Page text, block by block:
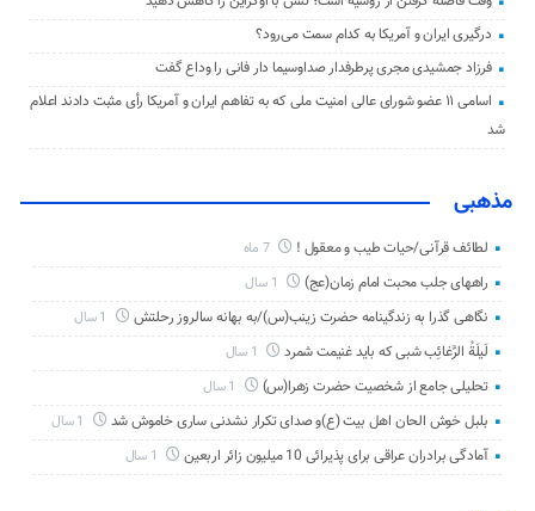
درگیری ایران و آمریکا به کدام سمت می‌رود؟
فرزاد جمشیدی مجری پرطرفدار صداوسیما دار فانی را وداع گفت
اسامی ۱۱ عضو شورای عالی امنیت ملی که به تفاهم ایران و آمریکا رأی مثبت دادند اعلام
شد
مذهبی
لطائف قرآنی/حیات طیب و معقول ! 7 ماه
راههای جلب محبت امام زمان(عج)
نگاهی گذرا به زندگینامه حضرت زینب(س)/به بهانه سالروز رحلتش
لَیلَةُ الرَّغائِب شبی که باید غنیمت شمرد
تحلیلی جامع از شخصیت حضرت زهرا(س)
بلبل خوش الحان اهل بیت (ع)و صدای تکرار نشدنی ساری خاموش شد
آمادگی برادران عراقی برای پذیرائی 10 میلیون زائر اربعین